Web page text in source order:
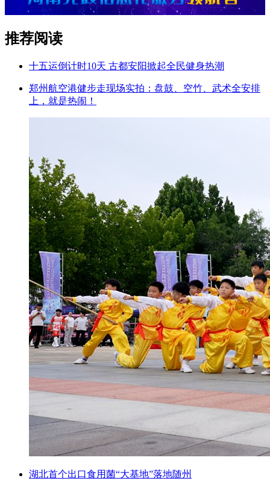
推荐阅读
十五运倒计时10天 古都安阳掀起全民健身热潮
郑州航空港健步走现场实拍：盘鼓、空竹、武术全安排
上，就是热闹！
湖北首个出口食用菌“大基地”落地随州